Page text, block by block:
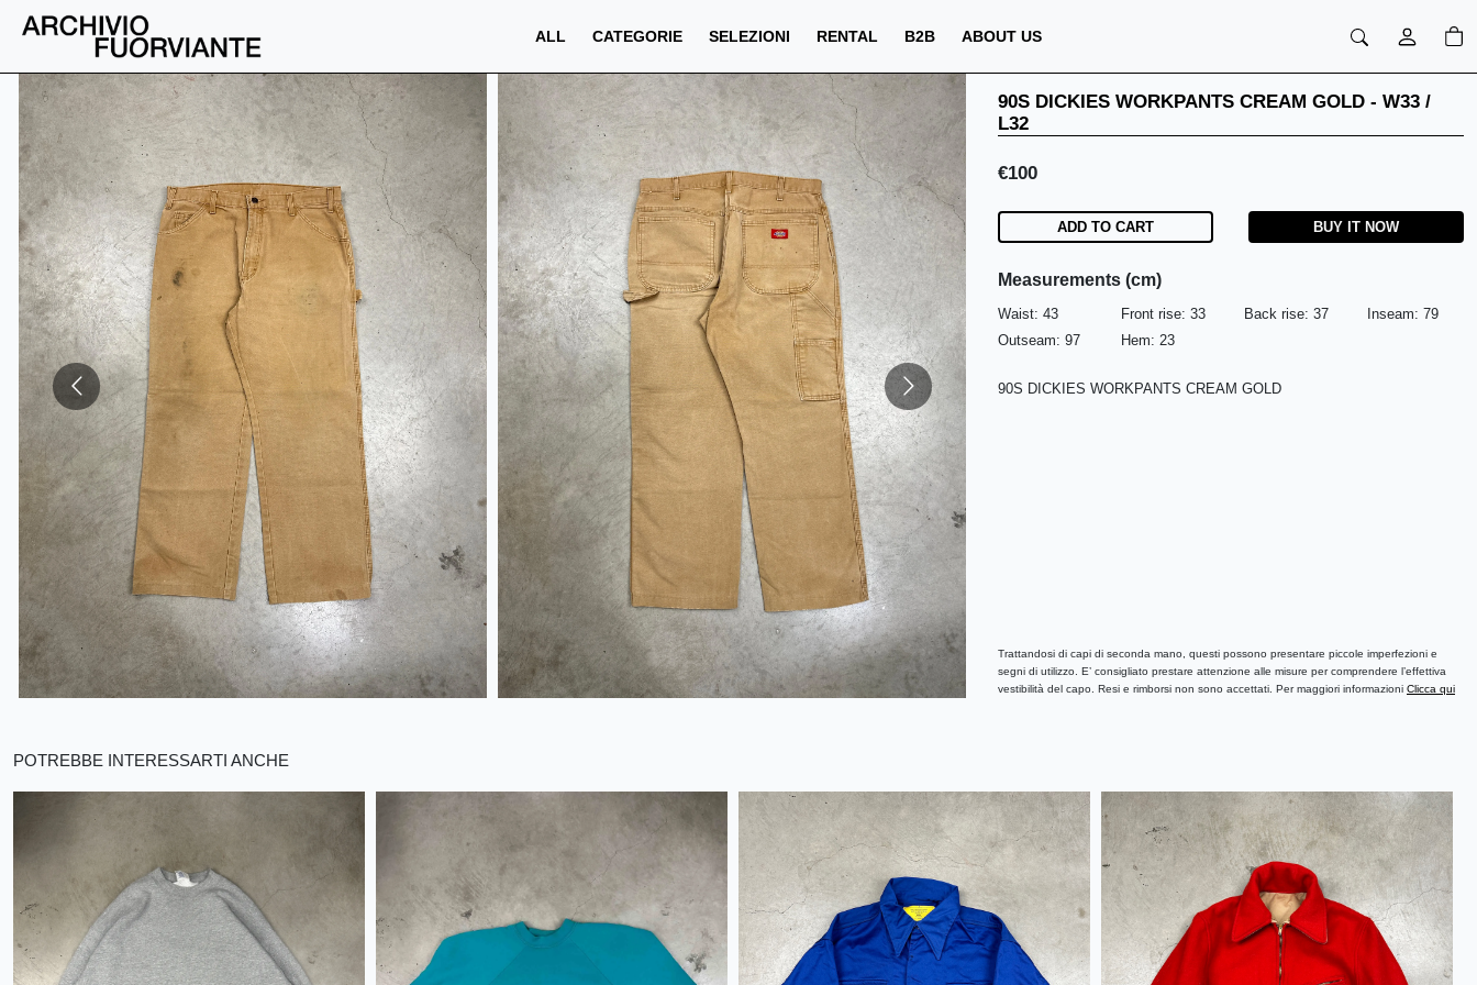
ALL CATEGORIE SELEZIONI RENTAL B2B ABOUT US
PREZZO QTA PREZZO TOTALE
€
90S DICKIES WORKPANTS CREAM GOLD - W33 /
L32
€100
ADD TO CART BUY IT NOW
Measurements (cm)
Waist: 43 Front rise: 33 Back rise: 37 Inseam: 79
Outseam: 97 Hem: 23
90S DICKIES WORKPANTS CREAM GOLD
Trattandosi di capi di seconda mano, questi possono presentare piccole imperfezioni e
segni di utilizzo. E’ consigliato prestare attenzione alle misure per comprendere l’effettiva
vestibilità del capo. Resi e rimborsi non sono accettati. Per maggiori informazioni Clicca qui
POTREBBE INTERESSARTI ANCHE